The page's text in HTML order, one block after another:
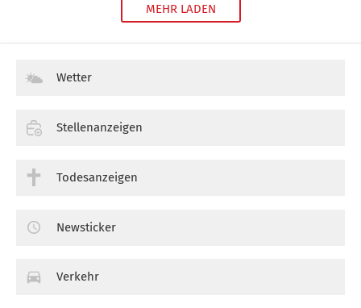
MEHR LADEN
Wetter
Stellenanzeigen
Todesanzeigen
Newsticker
Verkehr